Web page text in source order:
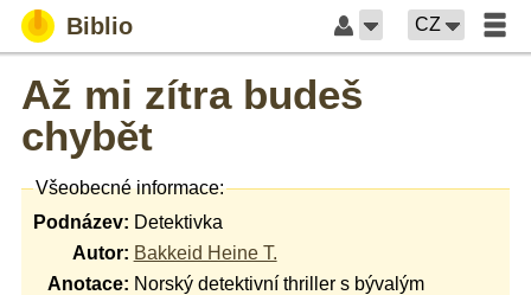
Biblio CZ
Až mi zítra budeš
chybět
Všeobecné informace:
Podnázev: Detektivka
Autor: Bakkeid Heine T.
Anotace: Norský detektivní thriller s bývalým